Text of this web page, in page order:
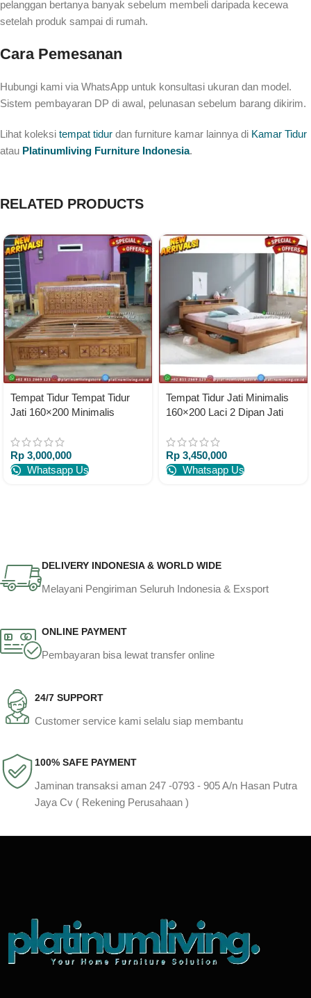
pelanggan bertanya banyak sebelum membeli daripada kecewa
setelah produk sampai di rumah.
Cara Pemesanan
Hubungi kami via WhatsApp untuk konsultasi ukuran dan model.
Sistem pembayaran DP di awal, pelunasan sebelum barang dikirim.
Lihat koleksi tempat tidur dan furniture kamar lainnya di Kamar Tidur
atau Platinumliving Furniture Indonesia.
RELATED PRODUCTS
Tempat Tidur Tempat Tidur
Jati 160×200 Minimalis
Rp 3,000,000
Whatsapp Us
Tempat Tidur Jati Minimalis
160×200 Laci 2 Dipan Jati
Rp 3,450,000
Whatsapp Us
DELIVERY INDONESIA & WORLD WIDE
Melayani Pengiriman Seluruh Indonesia & Exsport
ONLINE PAYMENT
Pembayaran bisa lewat transfer online
24/7 SUPPORT
Customer service kami selalu siap membantu
100% SAFE PAYMENT
Jaminan transaksi aman 247 -0793 - 905 A/n Hasan Putra
Jaya Cv ( Rekening Perusahaan )